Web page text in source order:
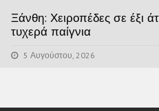
Ξάνθη: Χειροπέδες σε έξι
τυχερά παίγνια
5 Αυγούστου, 2026